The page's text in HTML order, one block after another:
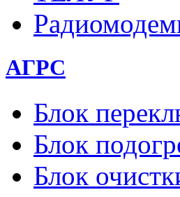
АГРС
Блок
Блок
Блок